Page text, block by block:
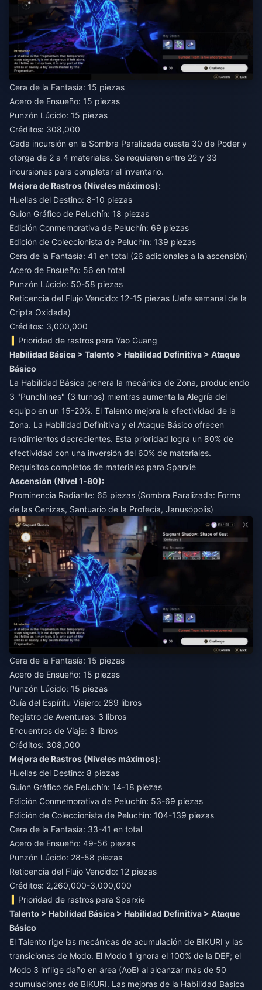
Cera de la Fantasía: 15 piezas
Acero de Ensueño: 15 piezas
Punzón Lúcido: 15 piezas
Créditos: 308,000
Cada incursión en la Sombra Paralizada cuesta 30 de Poder y
otorga de 2 a 4 materiales. Se requieren entre 22 y 33
incursiones para completar el inventario.
Mejora de Rastros (Niveles máximos):
Huellas del Destino: 8-10 piezas
Guion Gráfico de Peluchín: 18 piezas
Edición Conmemorativa de Peluchín: 69 piezas
Edición de Coleccionista de Peluchín: 139 piezas
Cera de la Fantasía: 41 en total (26 adicionales a la ascensión)
Acero de Ensueño: 56 en total
Punzón Lúcido: 50-58 piezas
Reticencia del Flujo Vencido: 12-15 piezas (Jefe semanal de la
Cripta Oxidada)
Créditos: 3,000,000
Prioridad de rastros para Yao Guang
Habilidad Básica > Talento > Habilidad Definitiva > Ataque
Básico
La Habilidad Básica genera la mecánica de Zona, produciendo
3 "Punchlines" (3 turnos) mientras aumenta la Alegría del
equipo en un 15-20%. El Talento mejora la efectividad de la
Zona. La Habilidad Definitiva y el Ataque Básico ofrecen
rendimientos decrecientes. Esta prioridad logra un 80% de
efectividad con una inversión del 60% de materiales.
Requisitos completos de materiales para Sparxie
Ascensión (Nivel 1-80):
Prominencia Radiante: 65 piezas (Sombra Paralizada: Forma
de las Cenizas, Santuario de la Profecía, Janusópolis)
Cera de la Fantasía: 15 piezas
Acero de Ensueño: 15 piezas
Punzón Lúcido: 15 piezas
Guía del Espíritu Viajero: 289 libros
Registro de Aventuras: 3 libros
Encuentros de Viaje: 3 libros
Créditos: 308,000
Mejora de Rastros (Niveles máximos):
Huellas del Destino: 8 piezas
Guion Gráfico de Peluchín: 14-18 piezas
Edición Conmemorativa de Peluchín: 53-69 piezas
Edición de Coleccionista de Peluchín: 104-139 piezas
Cera de la Fantasía: 33-41 en total
Acero de Ensueño: 49-56 piezas
Punzón Lúcido: 28-58 piezas
Reticencia del Flujo Vencido: 12 piezas
Créditos: 2,260,000-3,000,000
Prioridad de rastros para Sparxie
Talento > Habilidad Básica > Habilidad Definitiva > Ataque
Básico
El Talento rige las mecánicas de acumulación de BIKURI y las
transiciones de Modo. El Modo 1 ignora el 100% de la DEF; el
Modo 3 inflige daño en área (AoE) al alcanzar más de 50
acumulaciones de BIKURI. Las mejoras de la Habilidad Básica